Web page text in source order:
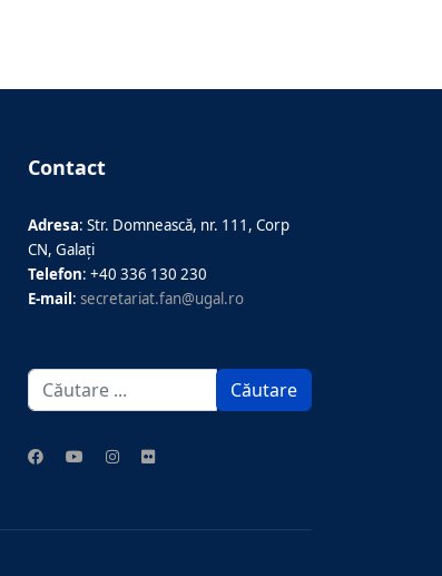
Contact
Adresa: Str. Domnească, nr. 111, Corp
CN, Galați
Telefon: +40 336 130 230
E-mail: secretariat.fan@ugal.ro
Căutare
...
Căutare